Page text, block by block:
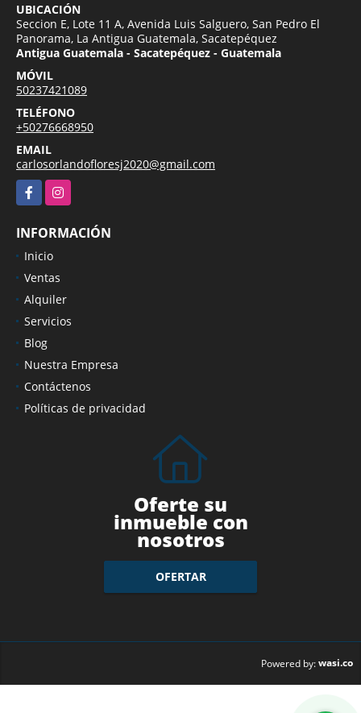
UBICACIÓN
Seccion E, Lote 11 A, Avenida Luis Salguero, San Pedro El
Panorama, La Antigua Guatemala, Sacatepéquez
Antigua Guatemala - Sacatepéquez - Guatemala
MÓVIL
50237421089
TELÉFONO
+50276668950
EMAIL
carlosorlandofloresj2020@gmail.com
FacebookInstagram
INFORMACIÓN
Inicio
Ventas
Alquiler
Servicios
Blog
Nuestra Empresa
Contáctenos
Políticas de privacidad
Oferte su
inmueble con
nosotros
OFERTAR
Powered by:wasi.co